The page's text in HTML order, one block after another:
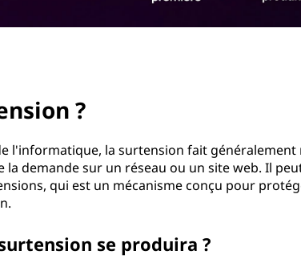
?
l'informatique, la surtension fait généralement
demande sur un réseau ou un site web. Il
qui est un mécanisme conçu pour
se produira ?